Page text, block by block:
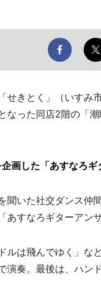
きとく」（いすみ
なった同店2階の「
画した「あすなろ
いた社交ダンス仲
すなろギターアン
は飛んでゆく」な
演奏。最後は、ハン